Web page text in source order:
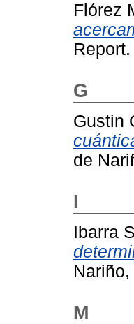
Flórez
G
Gustin
de
I
Ibarra
M